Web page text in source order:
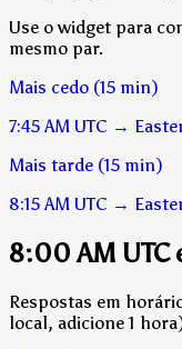
Use o widget para
mesmo par.
Mais cedo (15 min)
7:45 AM UTC →
Mais tarde (15 min)
8:15 AM UTC →
8:00 AM
Respostas em
local, adicione 1